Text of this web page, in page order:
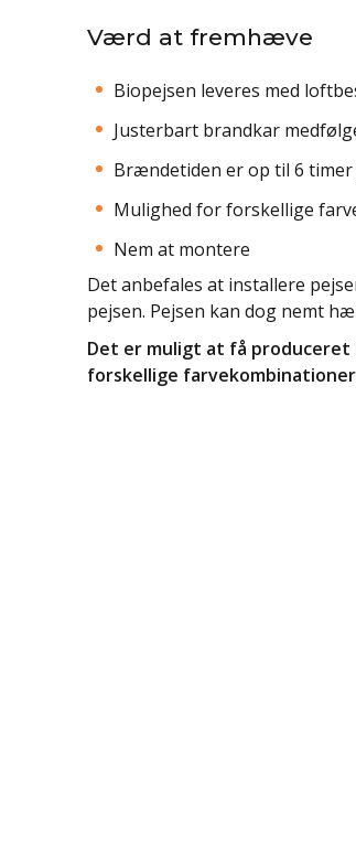
Værd at fremhæve
Biopejsen leveres med
Justerbart brandkar
Brændetiden er op til 6
Mulighed for forskellige
Nem at montere
Det anbefales at installere
pejsen. Pejsen kan dog nemt
Det er muligt at få produceret
forskellige